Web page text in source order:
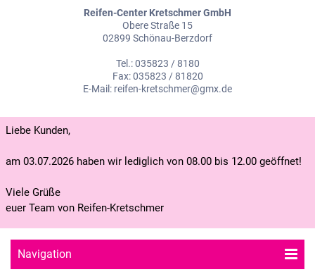
Reifen-Center Kretschmer GmbH
Obere Straße 15
02899 Schönau-Berzdorf
Tel.: 035823 / 8180
Fax: 035823 / 81820
E-Mail: reifen-kretschmer@gmx.de
Liebe Kunden,
am 03.07.2026 haben wir lediglich von 08.00 bis 12.00 geöffnet!
Viele Grüße
euer Team von Reifen-Kretschmer
Navigation